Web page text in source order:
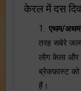
केरल में दस
1.एथम/अथम
तरह सबेरे
लोग केला और
ब्रेकफ़ास्ट
हैं।